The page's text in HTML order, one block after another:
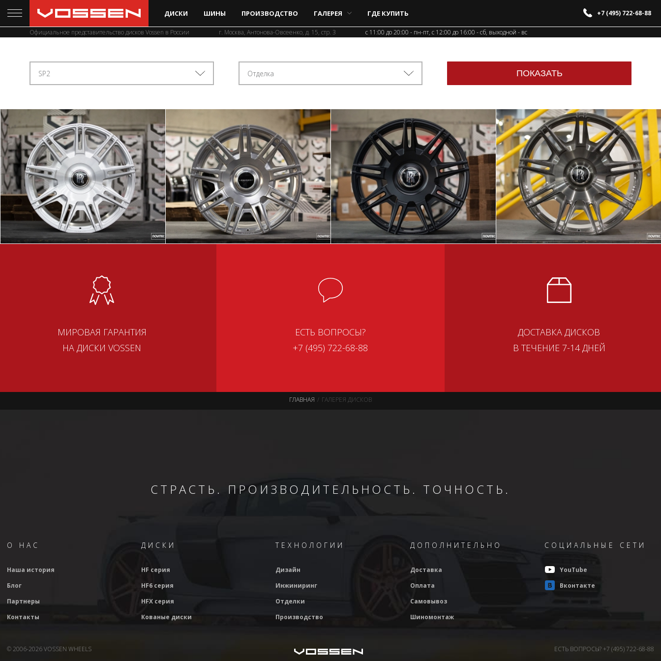
ДИСКИ ШИНЫ ПРОИЗВОДСТВО ГАЛЕРЕЯ ГДЕ КУПИТЬ +7 (495) 722-68-88
Официальное представительство дисков Vossen в России г. Москва, Антонова-Овсеенко, д. 15, стр. 3 c 11:00 до 20:00 - пн-пт, с 12:00 до 16:00 - сб, выходной - вс
SP2 Отделка
МИРОВАЯ ГАРАНТИЯ
НА ДИСКИ VOSSEN
ЕСТЬ ВОПРОСЫ?
+7 (495) 722-68-88
ДОСТАВКА ДИСКОВ
В ТЕЧЕНИЕ 7-14 ДНЕЙ
ГЛАВНАЯ ГАЛЕРЕЯ ДИСКОВ
СТРАСТЬ. ПРОИЗВОДИТЕЛЬНОСТЬ. ТОЧНОСТЬ.
О НАС
Наша история
Блог
Партнеры
Контакты
ДИСКИ
HF серия
HF6 серия
HFX серия
Кованые диски
ТЕХНОЛОГИИ
Дизайн
Инжиниринг
Отделки
Производство
ДОПОЛНИТЕЛЬНО
Доставка
Оплата
Самовывоз
Шиномонтаж
СОЦИАЛЬНЫЕ СЕТИ
YouTube
Вконтакте
© 2006-2026 VOSSEN WHEELS ЕСТЬ ВОПРОСЫ? +7 (495) 722-68-88